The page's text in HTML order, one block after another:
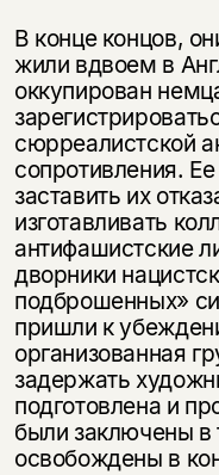
В конце концов,
жили вдвоем в
оккупирован
сюрреалистской
сопротивления.
заставить их
изготавливать
антифашистские
дворники
подброшенных»
пришли к
организованная
задержать
подготовлена и
были заключены в
освобождены в